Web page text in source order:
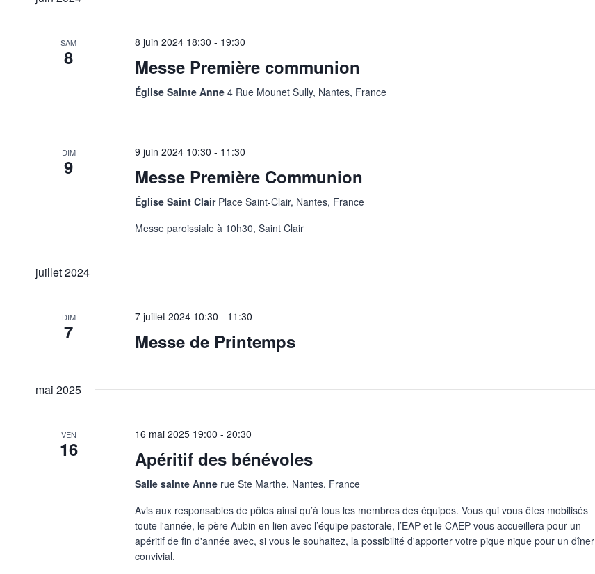
SAM
8
8 juin 2024 18:30 - 19:30
Messe Première communion
Église Sainte Anne4 Rue Mounet Sully, Nantes, France
DIM
9
9 juin 2024 10:30 - 11:30
Messe Première Communion
Église Saint Clair Place Saint-Clair, Nantes, France
Messe paroissiale à 10h30, Saint Clair
juillet 2024
DIM
7
7 juillet 2024 10:30 - 11:30
Messe de Printemps
mai 2025
VEN
16
16 mai 2025 19:00 -20:30
Apéritif des bénévoles
Salle sainte Anne rue Ste Marthe, Nantes, France
Avis aux responsables de pôles ainsi qu’à tous les membres des équipes. Vous qui vous êtes mobilisés
toute l'année, le père Aubin en lien avec l’équipe pastorale, l’EAP et le CAEP vous accueillera pour un
apéritif de fin d'année avec, si vous le souhaitez, la possibilité d'apporter votre pique nique pour un dîner
convivial.